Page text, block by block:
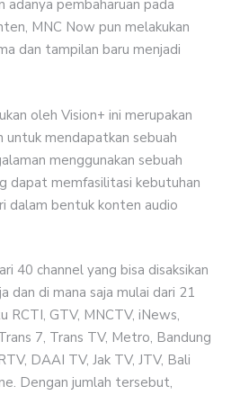
adanya pembaharuan pada
MNC Now pun melakukan
dan tampilan baru menjadi
oleh Vision+ ini merupakan
untuk mendapatkan sebuah
menggunakan sebuah
dapat memfasilitasi kebutuhan
dalam bentuk konten audio
40 channel yang bisa disaksikan
dan di mana saja mulai dari 21
RCTI, GTV, MNCTV, iNews,
7, Trans TV, Metro, Bandung
DAAI TV, Jak TV, JTV, Bali
Dengan jumlah tersebut,